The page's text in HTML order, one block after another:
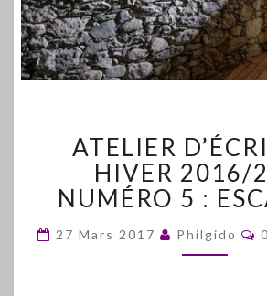
HIVER
2016/
:
ATELIER
HIVER 2016/
NUMÉRO 5 :
27 Mars 2017 Philgido